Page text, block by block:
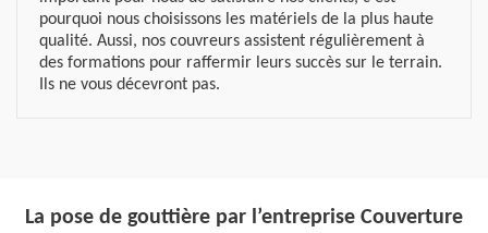
pourquoi nous choisissons les matériels de la plus haute
qualité. Aussi, nos couvreurs assistent régulièrement à
des formations pour raffermir leurs succès sur le terrain.
Ils ne vous décevront pas.
La pose de gouttière par l’entreprise Couverture